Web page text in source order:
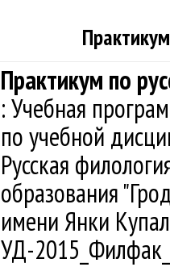
Практикум по
: Учебная
по учебной
Русская
образования
имени Янки
УД-